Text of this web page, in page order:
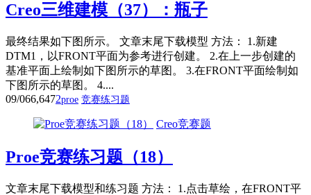
Creo三维建模（37）：瓶子
最终结果如下图所示。 文章末尾下载模型 方法： 1.新建
DTM1，以FRONT平面为参考进行创建。 2.在上一步创建的
基准平面上绘制如下图所示的草图。 3.在FRONT平面绘制如
下图所示的草图。 4....
09/066,6472proe 竞赛练习题
Creo竞赛题
Proe竞赛练习题（18）
文章末尾下载模型和练习题 方法： 1.点击草绘，在FRONT平